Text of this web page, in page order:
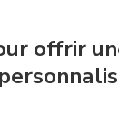
offrir